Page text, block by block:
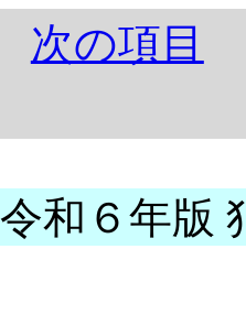
次の項目
令和６年版